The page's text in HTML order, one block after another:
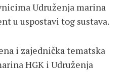
Udruženja marina
u uspostavi tog sustava.
i zajednička tematska
HGK i Udruženja